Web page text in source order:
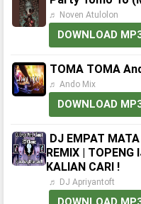
♬ Noven Atulolon
DOWNLOAD
TOMA TOMA
♬ Ando Mix
DOWNLOAD
DJ EMPAT
REMIX | TOPENG
KALIAN CARI !
♬ DJ Apriyantoft